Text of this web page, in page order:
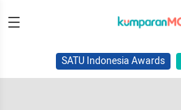
SATU Indonesia Awards